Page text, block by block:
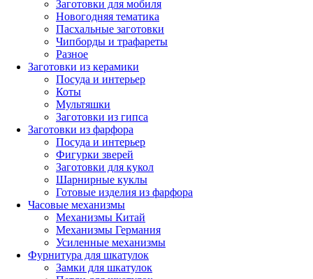
Заготовки для мобиля
Новогодняя тематика
Пасхальные заготовки
Чипборды и трафареты
Разное
Заготовки из керамики
Посуда и интерьер
Коты
Мультяшки
Заготовки из гипса
Заготовки из фарфора
Посуда и интерьер
Фигурки зверей
Заготовки для кукол
Шарнирные куклы
Готовые изделия из фарфора
Часовые механизмы
Механизмы Китай
Механизмы Германия
Усиленные механизмы
Фурнитура для шкатулок
Замки для шкатулок